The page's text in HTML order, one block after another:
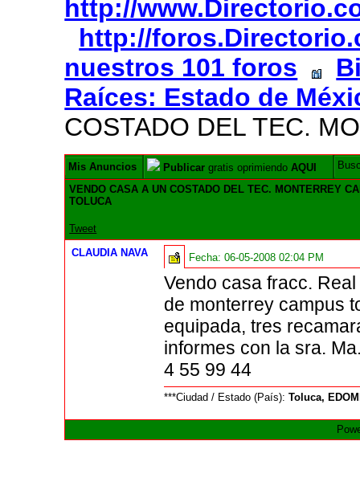
http://
http://
nuestros 101 foros
Raíces: Estado de
COSTADO DEL TEC.
Mis Anuncios Publicar gratis oprimiendoAQUI
VENDO CASA A UN COSTADO DEL TEC. MONTERREY
TOLUCA
Tweet
CLAUDIA NAVA
Fecha:06-05-2008 02:04 PM
Vendo casa fracc.
de monterrey campus
equipada, tres
informes con la sra.
4 55 99 44
***Ciudad / Estado (País):Toluca,